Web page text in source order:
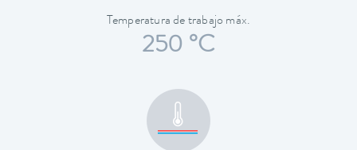
Temperatura de trabajo máx.
250 °C